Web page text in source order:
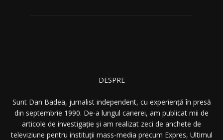
DESPRE
Sunt Dan Badea, jurnalist independent, cu experiență în presă
din septembrie 1990. De-a lungul carierei, am publicat mii de
articole de investigație și am realizat zeci de anchete de
televiziune pentru instituții mass-media precum Expres, Ultimul